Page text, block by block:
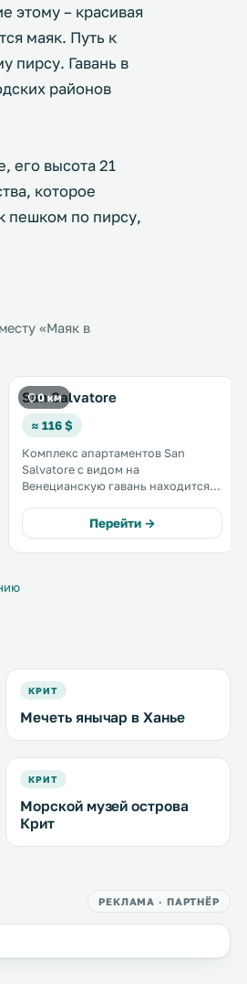
этому – красивая
маяк. Путь к
пирсу. Гавань в
районов
его высота 21
которое
пешком по пирсу,
«Маяк в
0 км
San Salvatore
≈ 116 $
Комплекс апартаментов San
Salvatore с видом на
Венецианскую гавань находится в
прямо над крепостью Фиркас.
Расстояние до крепости Фиркас
составляет 100 метров. .
Перейти →
КРИТ
Мечеть янычар в Ханье
КРИТ
Морской музей острова
Крит
РЕКЛАМА · ПАРТНЁР